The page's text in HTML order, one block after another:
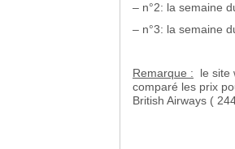
– n°2: la semaine
– n°3: la semaine
Remarque : le site
comparé les prix
British Airways (